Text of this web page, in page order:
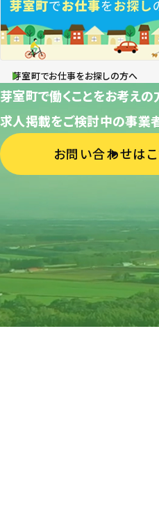
芽室町でお仕事をお探しの方へ
芽室町で働くことをお考えの
求人掲載をご検討中の事業
お問い合わせは